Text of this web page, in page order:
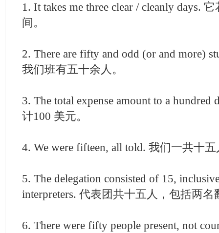
1. It takes me three clear / cleanly days.
间。
2. There are fifty and odd (or and more)
我们班有五十余人。
3. The total expense amount to a
计100 美元。
4. We were fifteen, all told. 我们一共十
5. The delegation consisted of 15,
interpreters. 代表团共十五人，包括两名
6. There were fifty people present, not